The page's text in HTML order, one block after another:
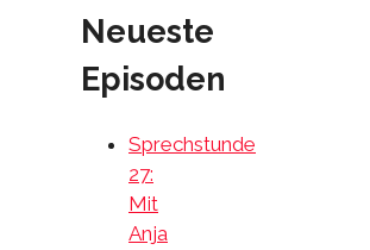
Neueste
Episoden
Sprechstunde
27:
Mit
Anja